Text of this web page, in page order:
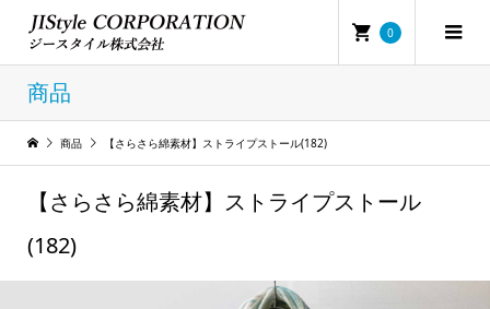
0
商品
商品 【さらさら綿素材】ストライプストール(182)
【さらさら綿素材】ストライプストール
(182)